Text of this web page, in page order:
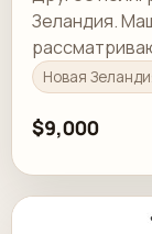
Зеландия.
понятную
Новая
$9,000